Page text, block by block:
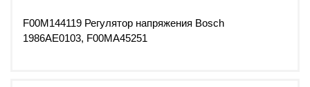
F00M144119 Регулятор напряжения Bosch
1986AE0103, F00MA45251